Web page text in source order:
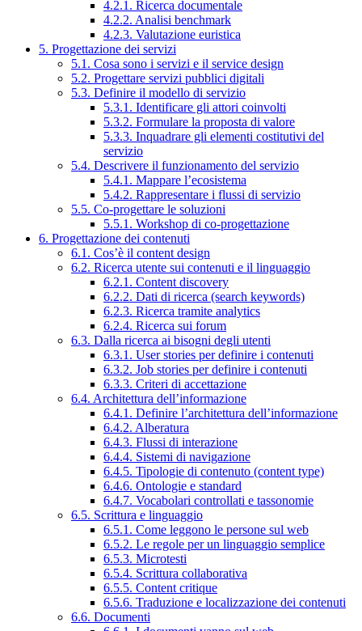
4.2.1. Ricerca documentale
4.2.2. Analisi benchmark
4.2.3. Valutazione euristica
5. Progettazione dei servizi
5.1. Cosa sono i servizi e il service design
5.2. Progettare servizi pubblici digitali
5.3. Definire il modello di servizio
5.3.1. Identificare gli attori coinvolti
5.3.2. Formulare la proposta di valore
5.3.3. Inquadrare gli elementi costitutivi del
servizio
5.4. Descrivere il funzionamento del servizio
5.4.1. Mappare l’ecosistema
5.4.2. Rappresentare i flussi di servizio
5.5. Co-progettare le soluzioni
5.5.1. Workshop di co-progettazione
6. Progettazione dei contenuti
6.1. Cos’è il content design
6.2. Ricerca utente sui contenuti e il linguaggio
6.2.1. Content discovery
6.2.2. Dati di ricerca (search keywords)
6.2.3. Ricerca tramite analytics
6.2.4. Ricerca sui forum
6.3. Dalla ricerca ai bisogni degli utenti
6.3.1. User stories per definire i contenuti
6.3.2. Job stories per definire i contenuti
6.3.3. Criteri di accettazione
6.4. Architettura dell’informazione
6.4.1. Definire l’architettura dell’informazione
6.4.2. Alberatura
6.4.3. Flussi di interazione
6.4.4. Sistemi di navigazione
6.4.5. Tipologie di contenuto (content type)
6.4.6. Ontologie e standard
6.4.7. Vocabolari controllati e tassonomie
6.5. Scrittura e linguaggio
6.5.1. Come leggono le persone sul web
6.5.2. Le regole per un linguaggio semplice
6.5.3. Microtesti
6.5.4. Scrittura collaborativa
6.5.5. Content critique
6.5.6. Traduzione e localizzazione dei contenuti
6.6. Documenti